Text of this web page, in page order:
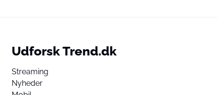
Udforsk Trend.dk
Streaming
Nyheder